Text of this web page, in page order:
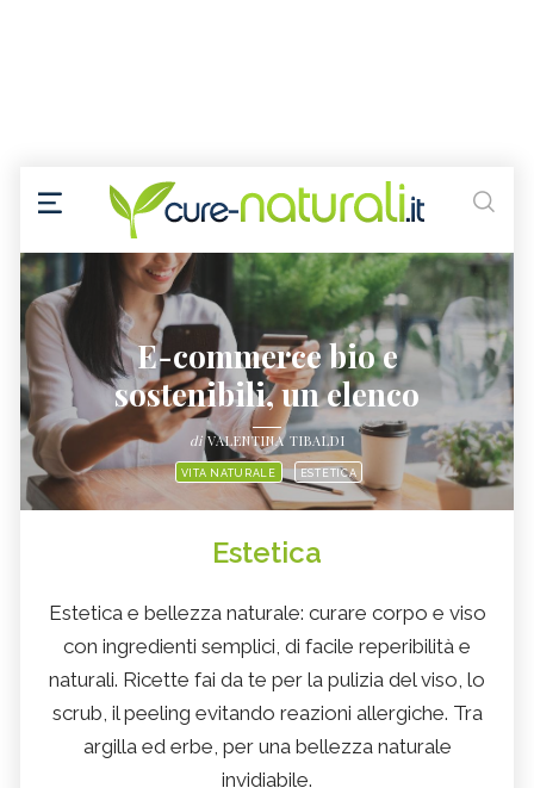
E-commerce bio e
sostenibili, un elenco
diVALENTINA TIBALDI
VITA NATURALE ESTETICA
Estetica
Estetica e bellezza naturale: curare corpo e viso
con ingredienti semplici, di facile reperibilità e
naturali. Ricette fai da te per la pulizia del viso, lo
scrub, il peeling evitando reazioni allergiche. Tra
argilla ed erbe, per una bellezza naturale
invidiabile.